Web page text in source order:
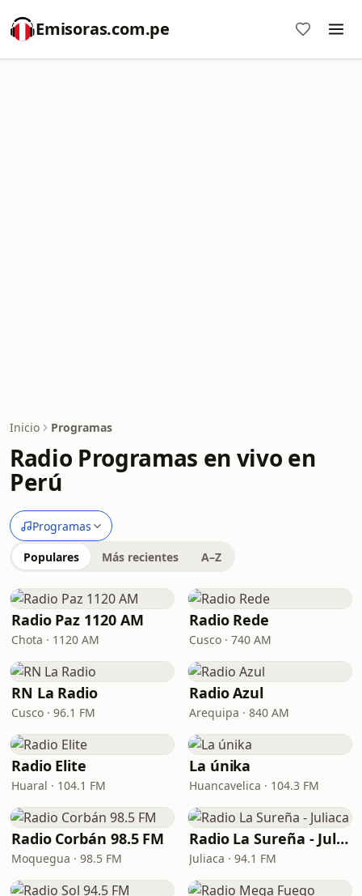
Emisoras.com.pe
Inicio Programas
Radio Programas en vivo en
Perú
Programas
Populares Más recientes A–Z
Radio Paz 1120 AM
Chota · 1120 AM
Radio Rede
Cusco · 740 AM
RN La Radio
Cusco · 96.1 FM
Radio Azul
Arequipa · 840 AM
Radio Elite
Huaral · 104.1 FM
La únika
Huancavelica · 104.3 FM
Radio Corbán 98.5 FM
Moquegua · 98.5 FM
Radio La Sureña - Juliaca
Juliaca · 94.1 FM